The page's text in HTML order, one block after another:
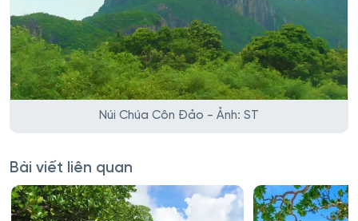
Núi Chúa Côn Đảo - Ảnh: ST
Bài viết liên quan